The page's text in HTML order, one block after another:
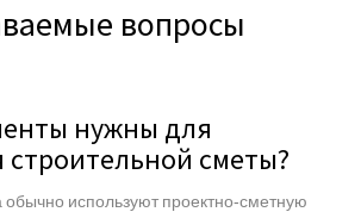
вопросы
нужны для
строительной сметы?
обычно используют проектно‑сметную